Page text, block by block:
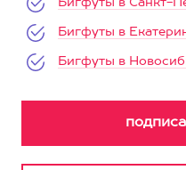
Бигфуты в Санкт-
Бигфуты в
Бигфуты в